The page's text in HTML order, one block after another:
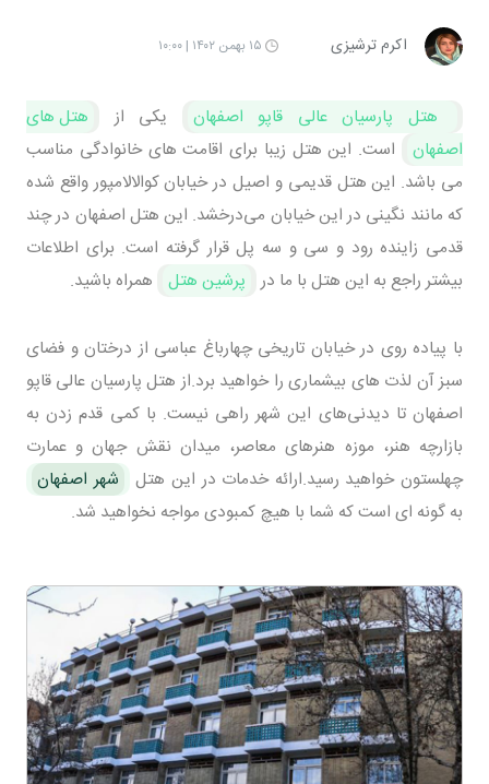
اکرم ترشیزی ۱۵ بهمن ۱۴۰۲ | ۱۰:۰۰
هتل پارسیان عالی قاپو اصفهان یکی از
هتل های
اصفهان
است. این هتل زیبا برای اقامت های خانوادگی مناسب
می باشد. این هتل قدیمی و اصیل در خیابان کوالالامپور واقع شده
که مانند نگینی در این خیابان می‌درخشد. این هتل اصفهان در چند
قدمی زاینده‌ رود و سی و سه پل قرار گرفته است. برای اطلاعات
بیشتر راجع به این هتل با ما در پرشین هتل همراه باشید.
با پیاده روی در خیابان تاریخی چهارباغ عباسی از درختان و فضای
سبز آن لذت های بیشماری را خواهید برد.از هتل پارسیان عالی قاپو
اصفهان تا دیدنی‌های این شهر راهی نیست. با کمی قدم زدن به
بازارچه هنر، موزه هنرهای معاصر، میدان نقش جهان و عمارت
چهلستون خواهید رسید.ارائه خدمات در این هتل
شهر اصفهان
به گونه ای است که شما با هیچ کمبودی مواجه نخواهید شد.